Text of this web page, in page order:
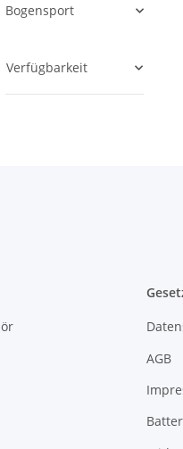
Bogensport
Verfügbarkeit
AGB